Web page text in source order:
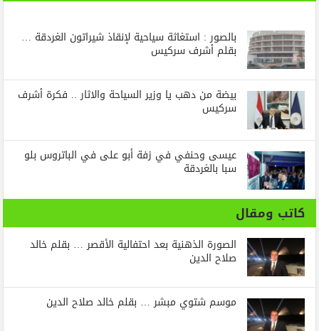
بالصور : استغاثة سياحية لإنقاذ شيراتون الغردقة …
بقلم أشرف سركيس
بيضة من دهب يا وزير السياحة والاثار .. فكرة أشرف
سركيس
عيسى وحنفي في زفة أبو على في الباتروس بلو
سبا بالغردقة
كاتب ومقال
الصورة الذهنية بعد احتفالية الأقصر … بقلم خالد
صلاح الدين
موسم شتوي مبشر … بقلم خالد صلاح الدين